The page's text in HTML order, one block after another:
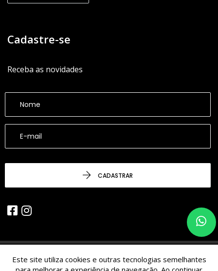
Cadastre-se
Receba as novidades
CADASTRAR
© 2026 - CESARINACIO - Imóveis de Nicho - Todos os Direitos
Este site utiliza cookies e outras tecnologias semelhantes